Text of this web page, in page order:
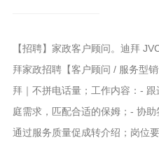
【招聘】家政客户顾问。迪拜
拜家政招聘【客户顾问 / 服务型
拜｜不拼电话量；工作内容：-
庭需求，匹配合适的保姆；- 协
通过服务质量促成转介绍；岗位